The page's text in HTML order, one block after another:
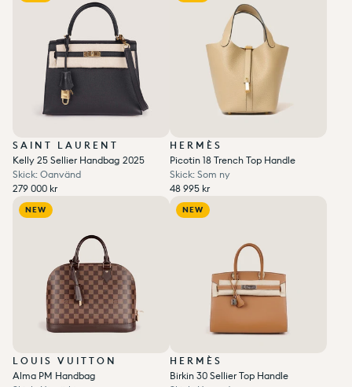
SAINT LAURENT
Kelly 25 Sellier Handbag 2025
Skick: Oanvänd
Ordinarie pris
279 000 kr
Ordinarie pris
Reapris
279 000 kr
HERMÈS
Picotin 18 Trench Top Handle
Skick: Som ny
Ordinarie pris
48 995 kr
Ordinarie pris
Reapris
48 995 kr
Add to wishlist
LOUIS VUITTON
Alma PM Handbag
NEW Add to wishlist
HERMÈS
Birkin 30 Sellier Top Handle
NEW